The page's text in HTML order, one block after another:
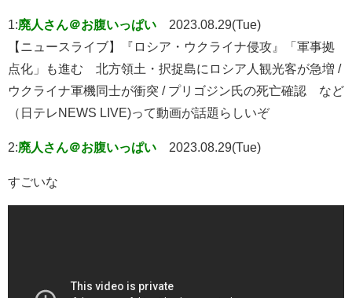
1:廃人さん＠お腹いっぱい
2023.08.29(Tue)
【ニュースライブ】『ロシア・ウクライナ侵攻』「軍事拠
点化」も進む 北方領土・択捉島にロシア人観光客が急増 /
ウクライナ軍機同士が衝突 / プリゴジン氏の死亡確認 など
（日テレNEWS LIVE)って動画が話題らしいぞ
2:廃人さん＠お腹いっぱい 2023.08.29(Tue)
すごいな